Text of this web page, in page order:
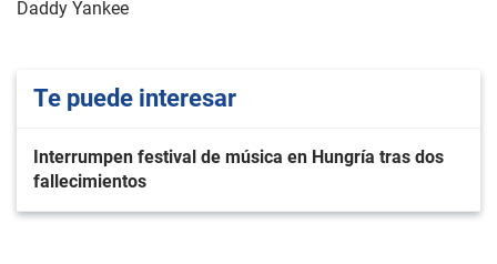
Daddy Yankee
Te puede interesar
Interrumpen festival de música en Hungría tras dos
fallecimientos